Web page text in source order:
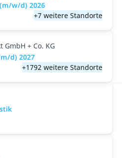
w/d) 2026
+7 weitere Standorte
+ Co. KG
d) 2027
+1792 weitere Standorte